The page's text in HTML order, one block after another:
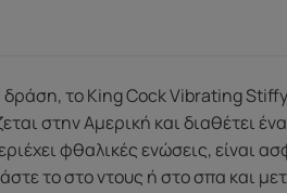
το King Cock Vibrating Stiffy
στην Αμερική και διαθέτει
φθαλικές ενώσεις, είναι
το στο ντους ή στο σπα και